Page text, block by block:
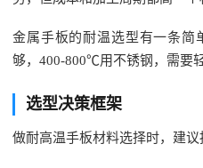
金属手板的耐温选型有一条
够，400-800℃用不锈钢，需要
选型决策框架
做耐高温手板材料选择时，建议